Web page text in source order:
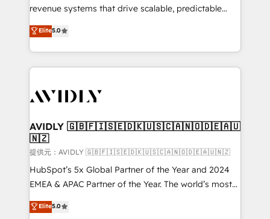
revenue systems that drive scalable, predictable
growth. As a triple-accredited HubSpot Solutions
Partner, we specialize in both strategic RevOps
planning and hands-on technical execution - building
the operational foundation companies need to
Healthcare - Financial Services - Managed IT (MSP) -
we help: ✔️ Full HubSpot implementations and portal
optimization ✔️ Data migrations, CRM architecture,
and reporting foundations ✔️ Custom integrations
and workflow automation ✔️ User adoption
programs, training, and enablement Through project-
partnerships, we guide organizations through the
Elite5.0
AVIDLY 🇬🇧🇫🇮🇸🇪🇩🇰🇺🇸🇨🇦🇳🇴🇩🇪🇦🇺
🇳🇿
提供元：AVIDLY 🇬🇧🇫🇮🇸🇪🇩🇰🇺🇸🇨🇦🇳🇴🇩🇪🇦🇺🇳🇿
HubSpot’s 5x Global Partner of the Year and 2024
EMEA & APAC Partner of the Year. The world’s most
experienced and fully accredited HubSpot Solutions
Partner. 🚀 With 2,750+ HubSpot projects delivered
Elite5.0